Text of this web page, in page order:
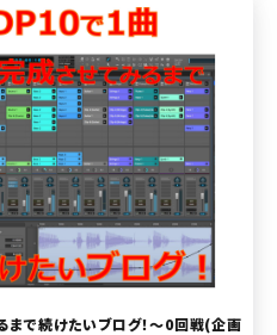
で続けたいブログ！～0回戦(企画